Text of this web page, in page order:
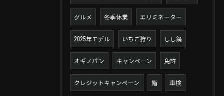
グルメ 冬季休業 エリミネーター
2025年モデル いちご狩り しし鍋
オギノパン キャンペーン 免許
クレジットキャンペーン 鮨 車検